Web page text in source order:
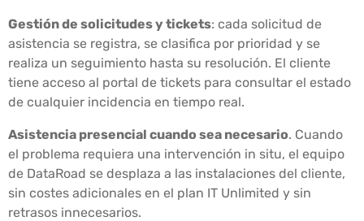
Gestión de solicitudes y tickets: cada solicitud de
asistencia se registra, se clasifica por prioridad y se
realiza un seguimiento hasta su resolución. El cliente
tiene acceso al portal de tickets para consultar el estado
de cualquier incidencia en tiempo real.
Asistencia presencial cuando sea necesario. Cuando
el problema requiera una intervención in situ, el equipo
de DataRoad se desplaza a las instalaciones del cliente,
sin costes adicionales en el plan IT Unlimited y sin
retrasos innecesarios.